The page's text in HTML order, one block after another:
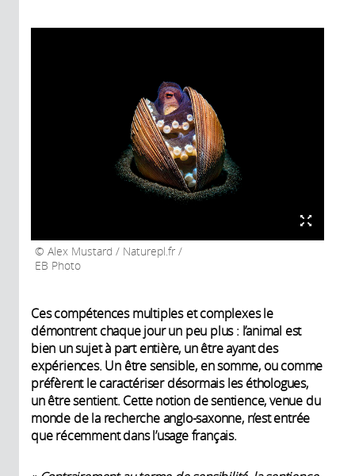
Alex Mustard / Naturepl.fr /
EB Photo
Ces compétences multiples et complexes le
démontrent chaque jour un peu plus : l’animal est
bien un sujet à part entière, un être ayant des
expériences. Un être sensible, en somme, ou comme
préfèrent le caractériser désormais les éthologues,
un être sentient. Cette notion de sentience, venue du
monde de la recherche anglo-saxonne, n’est entrée
que récemment dans l’usage français.